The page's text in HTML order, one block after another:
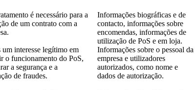
é necessário para a
de um contrato com a
um interesse legítimo em
o funcionamento do PoS,
a segurança e a
de fraudes.
Informações biográficas e de
contacto, informações sobre
encomendas, informações de
utilização de PoS e em loja.
Informações sobre o pessoal da
empresa e utilizadores
autorizados, como nome e
dados de autorização.